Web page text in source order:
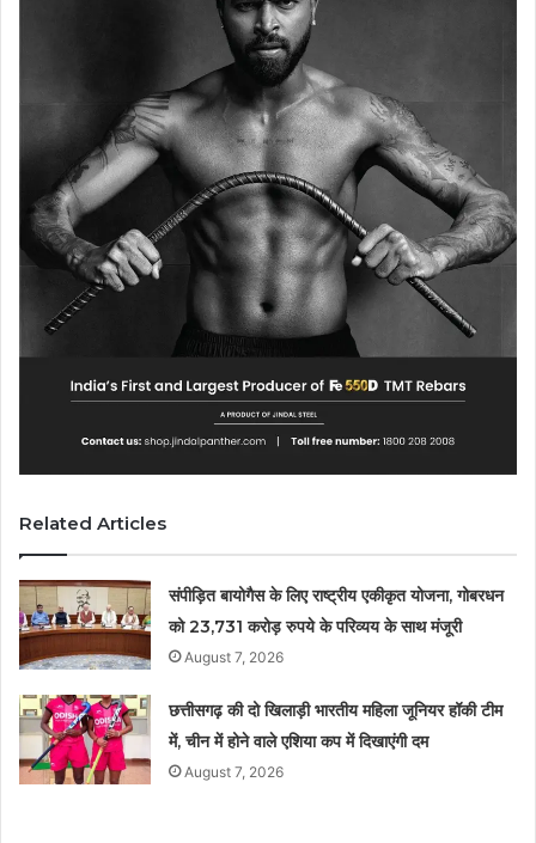
Related Articles
संपीड़ित बायोगैस के लिए राष्ट्रीय एकीकृत योजना, गोबरधन
को 23,731 करोड़ रुपये के परिव्यय के साथ मंजूरी
August 7, 2026
छत्तीसगढ़ की दो खिलाड़ी भारतीय महिला जूनियर हॉकी टीम
में, चीन में होने वाले एशिया कप में दिखाएंगी दम
August 7, 2026